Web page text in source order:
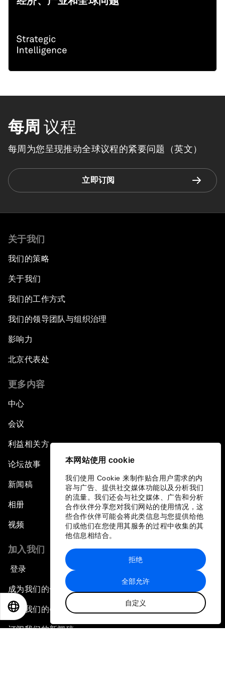
本网站使用 cookie
我们使用 Cookie 来制作贴合用户需求的内
容与广告、提供社交媒体功能以及分析我们
的流量。我们还会与社交媒体、广告和分析
合作伙伴分享您对我们网站的使用情况，这
些合作伙伴可能会将此类信息与您提供给他
们或他们在您使用其服务的过程中收集的其
他信息相结合。
全部允许
自定义
拒绝
每周 议程
每周为您呈现推动全球议程的紧要问题（英文）
立即订阅
关于我们
我们的策略
关于我们
我们的工作方式
我们的领导团队与组织治理
影响力
北京代表处
更多内容
中心
会议
利益相关方
论坛故事
新闻稿
相册
视频
加入我们
登录
成为我们的合作伙伴
成为我们的会员
订阅我们的新闻稿
EN